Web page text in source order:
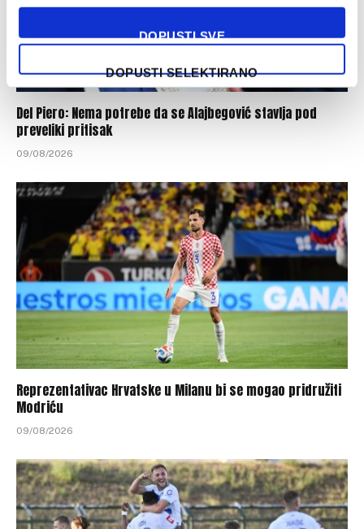
DOPUSTI SVE
DOPUSTI SELEKTIRANO
Del Piero: Nema potrebe da se Alajbegović stavlja pod
preveliki pritisak
09/08/2026
Reprezentativac Hrvatske u Milanu bi se mogao pridružiti
Modriću
09/08/2026